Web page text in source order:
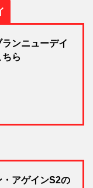
ンニューデイ
ら
アゲインS2の